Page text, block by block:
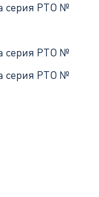
серия РТО №
серия РТО №
серия РТО №